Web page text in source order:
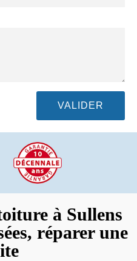
à Sullens
réparer une